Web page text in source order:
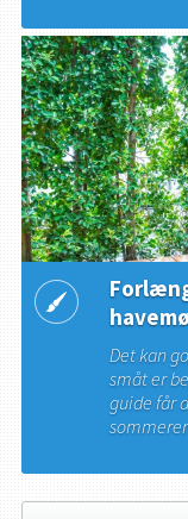
Det kan
småt er
guide får